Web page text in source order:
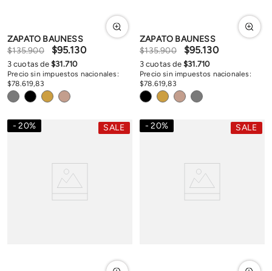
ZAPATO BAUNESS
$135.900 $95.130
Precio sin impuestos nacionales:
$78 619,83
3 cuotas de$31.710
ZAPATO BAUNESS
$135.900 $95.130
Precio sin impuestos nacionales:
$78 619,83
3 cuotas de$31.710
20% SALE 20% SALE